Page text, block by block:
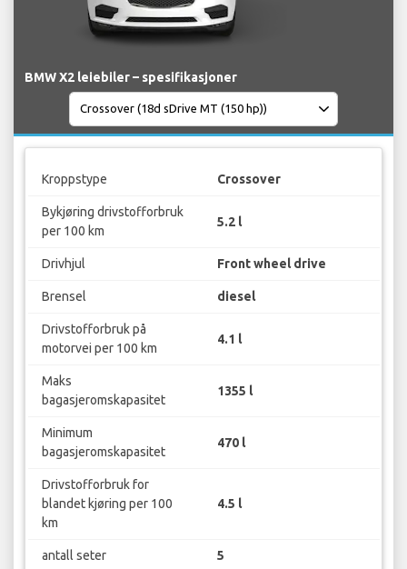
BMW X2 leiebiler – spesifikasjoner
Kroppstype Crossover
Bykjøring drivstofforbruk
per 100 km
5.2 l
Drivhjul Front wheel drive
Brensel diesel
Drivstofforbruk på
motorvei per 100 km
4.1 l
Maks
bagasjeromskapasitet
1355 l
Minimum
bagasjeromskapasitet
470 l
Drivstofforbruk for
blandet kjøring per 100
km
4.5 l
antall seter 5